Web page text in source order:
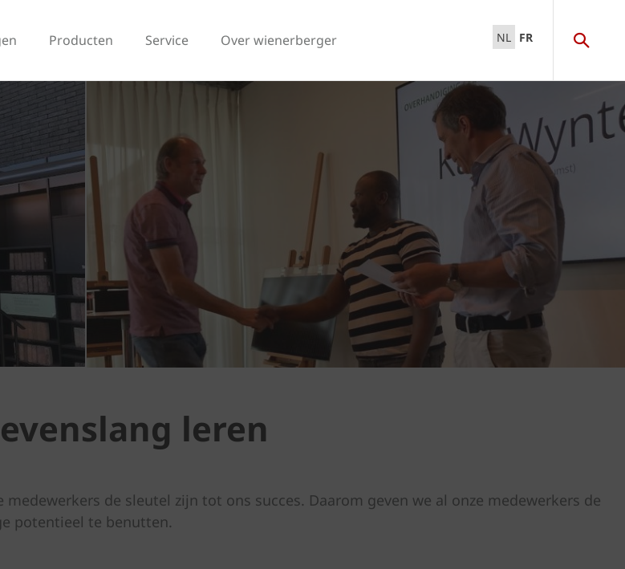
Producten Service Over wienerberger NL FR
leren
de sleutel zijn tot ons succes. Daarom geven we al onze medewerkers de
potentieel te benutten.